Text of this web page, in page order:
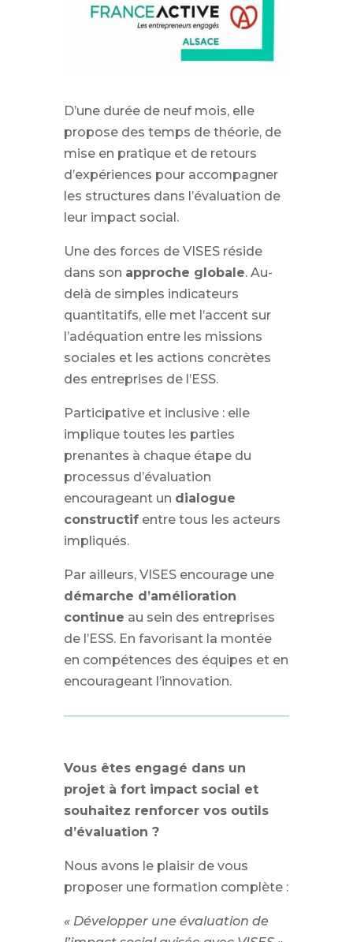
D’une durée de neuf mois, elle
propose des temps de théorie, de
mise en pratique et de retours
d’expériences pour accompagner
les structures dans l’évaluation de
leur impact social.
Une des forces de VISES réside
dans son approche globale. Au-
delà de simples indicateurs
quantitatifs, elle met l’accent sur
l’adéquation entre les missions
sociales et les actions concrètes
des entreprises de l’ESS.
Participative et inclusive : elle
implique toutes les parties
prenantes à chaque étape du
processus d’évaluation
encourageant un dialogue
constructifentre tous les acteurs
impliqués.
Par ailleurs, VISES encourage une
démarche d’amélioration
continue au sein des entreprises
de l’ESS. En favorisant la montée
en compétences des équipes et en
encourageant l’innovation.
Vous êtes engagé dans un
projet à fort impact social et
souhaitez renforcer vos outils
d’évaluation ?
Nous avons le plaisir de vous
proposer une formation complète :
« Développer une évaluation de